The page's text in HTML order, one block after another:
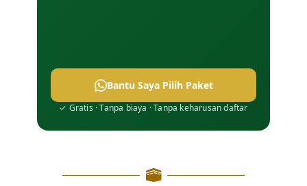
Bantu Saya Pilih Paket
✓ Gratis · Tanpa biaya · Tanpa keharusan daftar